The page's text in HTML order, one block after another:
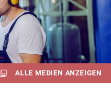
ALLE MEDIEN ANZEIGEN